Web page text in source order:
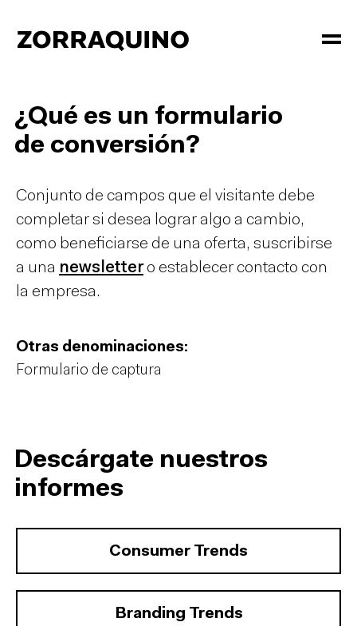
¿Qué es un formulario
de conversión?
Conjunto de campos que el visitante debe
completar si desea lograr algo a cambio,
como beneficiarse de una oferta, suscribirse
a una newslettero establecer contacto con
la empresa.
Otras denominaciones:
Formulario de captura
Descárgate nuestros
informes
Consumer Trends
Branding Trends